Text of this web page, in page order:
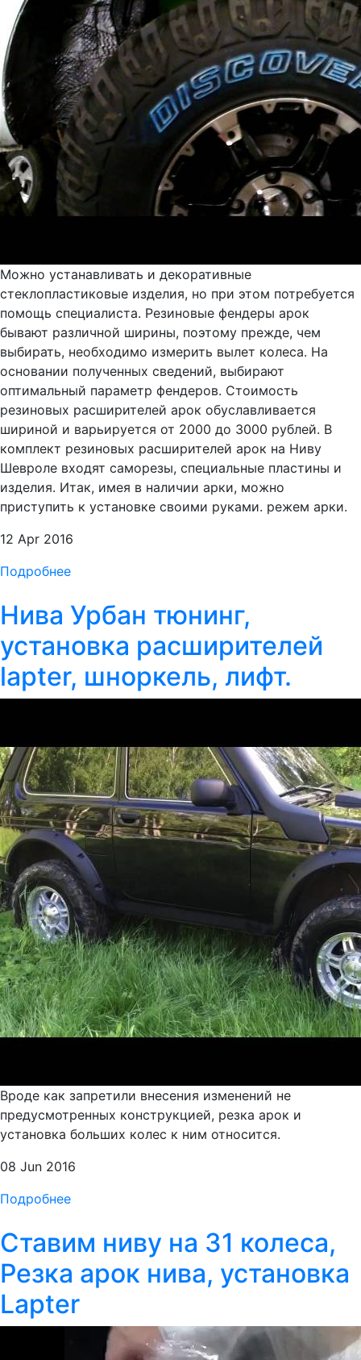
Можно устанавливать и декоративные
стеклопластиковые изделия, но при этом потребуется
помощь специалиста. Резиновые фендеры арок
бывают различной ширины, поэтому прежде, чем
выбирать, необходимо измерить вылет колеса. На
основании полученных сведений, выбирают
оптимальный параметр фендеров. Стоимость
резиновых расширителей арок обуславливается
шириной и варьируется от 2000 до 3000 рублей. В
комплект резиновых расширителей арок на Ниву
Шевроле входят саморезы, специальные пластины и
изделия. Итак, имея в наличии арки, можно
приступить к установке своими руками. режем арки.
12 Apr 2016
Подробнее
Нива Урбан тюнинг,
установка расширителей
lapter, шноркель, лифт.
Вроде как запретили внесения изменений не
предусмотренных конструкцией, резка арок и
установка больших колес к ним относится.
08 Jun 2016
Подробнее
Ставим ниву на 31 колеса,
Резка арок нива, установка
Lapter